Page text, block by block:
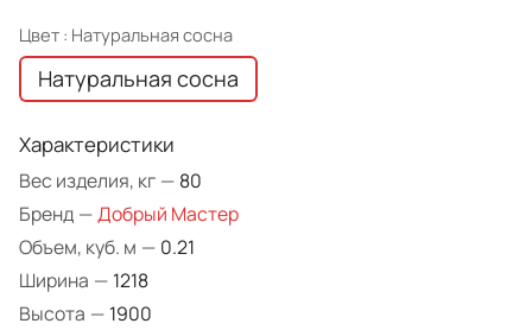
Цвет : Натуральная сосна
Натуральная сосна
Характеристики
Вес изделия, кг — 80
Бренд —Добрый Мастер
Объем, куб. м — 0.21
Ширина — 1218
Высота — 1900